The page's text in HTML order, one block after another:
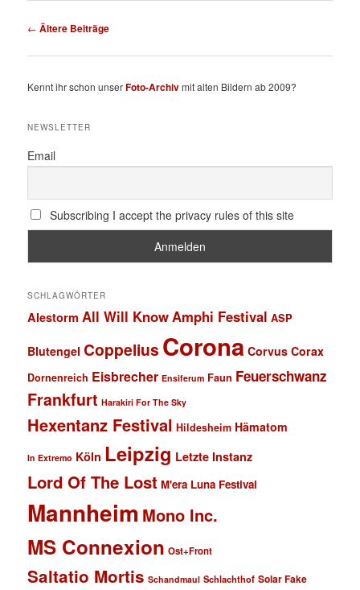
Beitragsnavigation
← Ältere Beiträge
Kennt ihr schon unserFoto-Archivmit alten Bildern ab 2009?
NEWSLETTER
Email
Subscribing I accept the privacy rules of this site
SCHLAGWÖRTER
Alestorm All Will Know Amphi Festival ASP
Blutengel Coppelius Corona Corvus Corax
Dornenreich Eisbrecher Ensiferum Faun Feuerschwanz
Frankfurt Harakiri For The Sky
Hexentanz Festival Hildesheim Hämatom
In Extremo Köln Leipzig Letzte Instanz
Lord Of The Lost M'era Luna Festival
Mannheim Mono Inc.
MS Connexion Ost+Front
Saltatio Mortis Schandmaul Schlachthof Solar Fake